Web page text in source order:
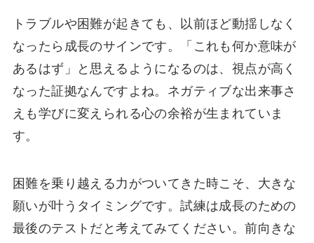
トラブルや困難が起きても、以前ほど動揺しなく
なったら成長のサインです。「これも何か意味が
あるはず」と思えるようになるのは、視点が高く
なった証拠なんですよね。ネガティブな出来事さ
えも学びに変えられる心の余裕が生まれていま
す。
困難を乗り越える力がついてきた時こそ、大きな
願いが叶うタイミングです。試練は成長のための
最後のテストだと考えてみてください。前向きな